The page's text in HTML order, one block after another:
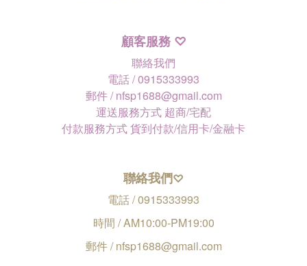
顧客服務 ♡
聯絡我們
電話 / 0915333993
郵件 / nfsp1688@gmail.com
運送服務方式 超商/宅配
付款服務方式 貨到付款/信用卡/金融卡
聯絡我們♡
電話 / 0915333993
時間 / AM10:00-PM19:00
郵件 / nfsp1688@gmail.com